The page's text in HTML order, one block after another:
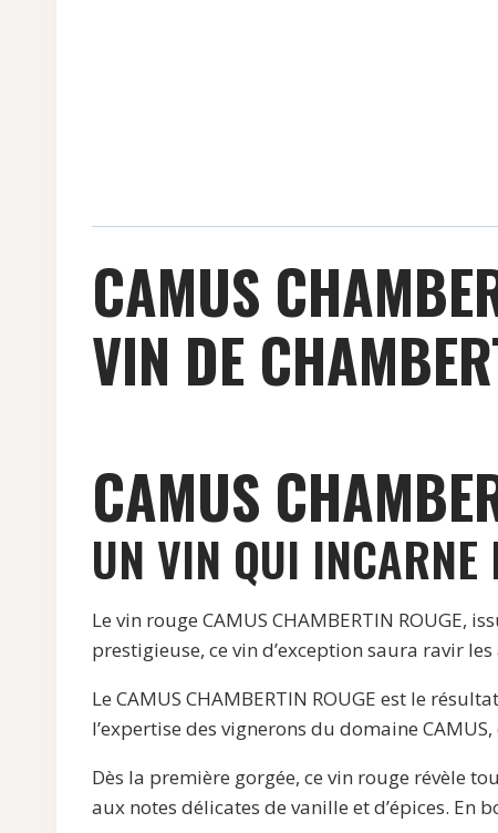
CAMUS
VIN DE
CAMUS
UN VIN QUI INCARNE
Le vin rouge CAMUS CHAMBERTIN
prestigieuse, ce vin d’exception saura ravir
Le CAMUS CHAMBERTIN ROUGE est le
l’expertise des vignerons du domaine
Dès la première gorgée, ce vin rouge révèle
aux notes délicates de vanille et d’épices. En